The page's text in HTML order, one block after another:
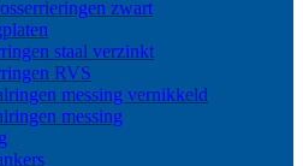
zwart
staal verzinkt
RVS
messing vernikkeld
messing